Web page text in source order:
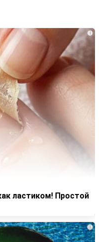
i
ластиком! Простой
i